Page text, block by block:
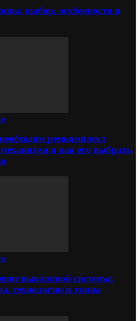
выбор, особенности и
ремкомплект
и как его выбрать
выхлопной системы:
технологии и этапы